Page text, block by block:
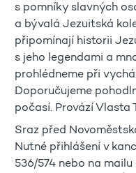
s pomníky slavných
a bývalá Jezuitská
připomínají historii
s jeho legendami a
prohlédneme při
Doporučujeme
počasí. Provází Vlasta
Sraz před
Nutné přihlášení v
536/574 nebo na